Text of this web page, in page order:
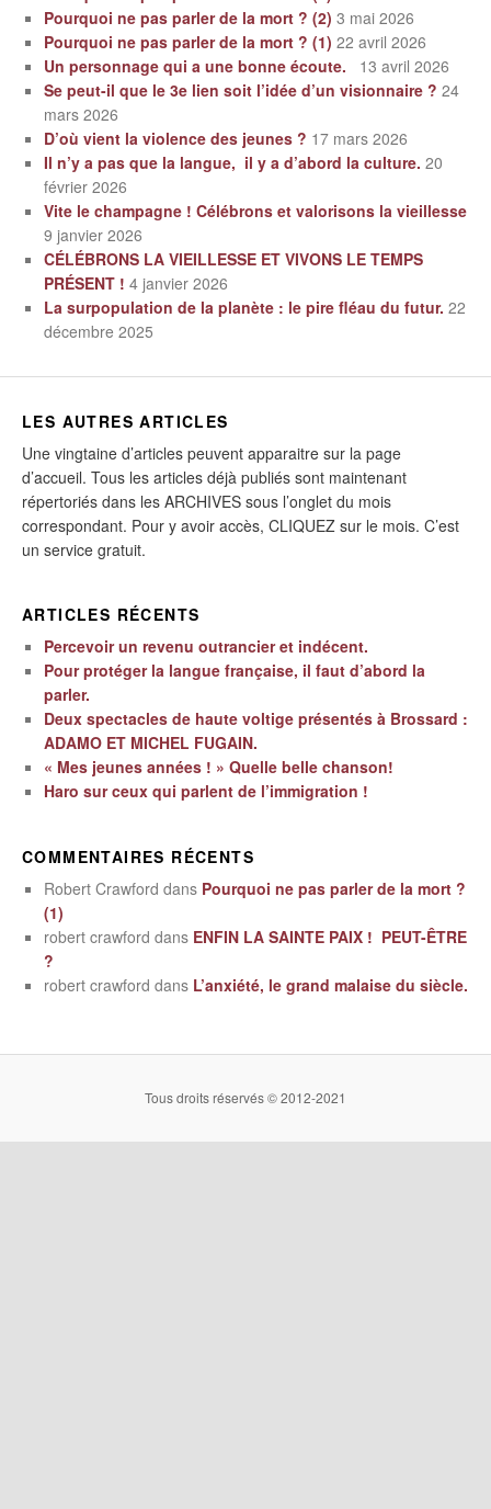
Pourquoi ne pas parler de la mort ? (2) 3 mai 2026
Pourquoi ne pas parler de la mort ? (1) 22 avril 2026
Un personnage qui a une bonne écoute.
13 avril 2026
Se peut-il que le 3e lien soit l’idée d’un visionnaire ? 24
mars 2026
D’où vient la violence des jeunes ? 17 mars 2026
Il n’y a pas que la langue, il y a d’abord la culture. 20
février 2026
Vite le champagne ! Célébrons et valorisons la vieillesse
9 janvier 2026
CÉLÉBRONS LA VIEILLESSE ET VIVONS LE TEMPS
PRÉSENT ! 4 janvier 2026
La surpopulation de la planète : le pire fléau du futur. 22
décembre 2025
LES AUTRES ARTICLES
Une vingtaine d’articles peuvent apparaitre sur la page
d’accueil. Tous les articles déjà publiés sont maintenant
répertoriés dans les ARCHIVES sous l’onglet du mois
correspondant. Pour y avoir accès, CLIQUEZ sur le mois. C’est
un service gratuit.
ARTICLES RÉCENTS
Percevoir un revenu outrancier et indécent.
Pour protéger la langue française, il faut d’abord la
parler.
Deux spectacles de haute voltige présentés à Brossard :
ADAMO ET MICHEL FUGAIN.
« Mes jeunes années ! » Quelle belle chanson!
Haro sur ceux qui parlent de l’immigration !
COMMENTAIRES RÉCENTS
Robert Crawford dans Pourquoi ne pas parler de la mort ?
(1)
robert crawford dans ENFIN LA SAINTE PAIX ! PEUT-ÊTRE
?
robert crawford dans L’anxiété, le grand malaise du siècle.
Tous droits réservés © 2012-2021